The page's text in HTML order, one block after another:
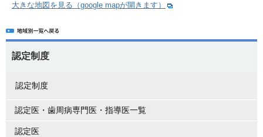
大きな地図を見る（google mapが開きます）
認定制度
認定制度
認定医・歯周病専門医・指導医一覧
認定医